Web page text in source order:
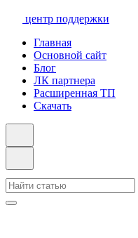
центр поддержки
Главная
Основной сайт
Блог
ЛК партнера
Расширенная ТП
Скачать